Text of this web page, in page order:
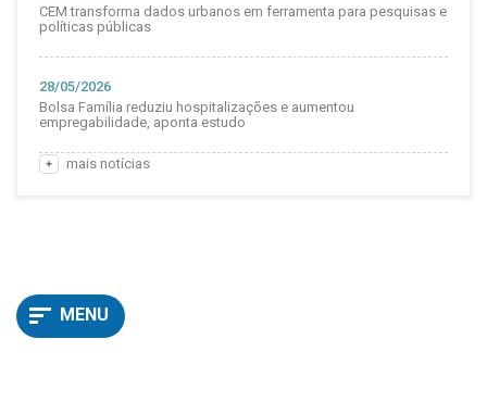
CEM transforma dados urbanos em ferramenta para pesquisas e
políticas públicas
28/05/2026
Bolsa Família reduziu hospitalizações e aumentou
empregabilidade, aponta estudo
mais notícias
MENU